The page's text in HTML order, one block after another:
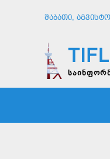
ᲨᲐᲑᲐᲗᲘ,